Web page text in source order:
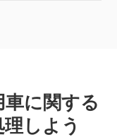
に関する
しよう